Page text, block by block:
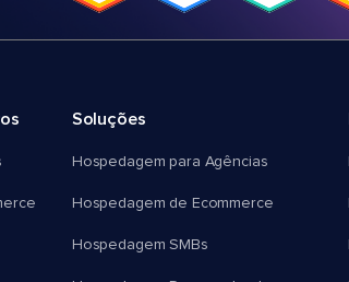
Soluções
Hospedagem para Agências
Hospedagem de Ecommerce
Hospedagem SMBs